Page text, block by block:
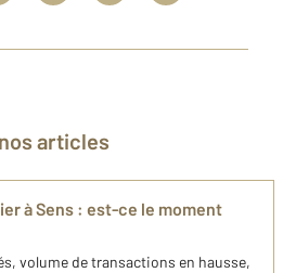
nos articles
à Sens : est-ce le moment
volume de transactions en hausse,